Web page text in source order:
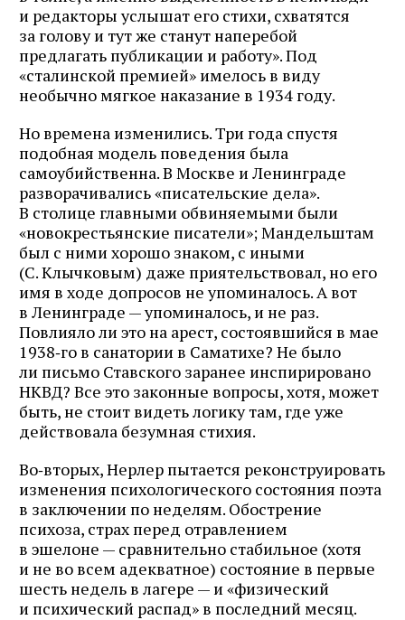
и редакторы услышат его стихи, схватятся
за голову и тут же станут наперебой
предлагать публикации и работу». Под
«сталинской премией» имелось в виду
необычно мягкое наказание в 1934 году.
Но времена изменились. Три года спустя
подобная модель поведения была
самоубийственна. В Москве и Ленинграде
разворачивались «писательские дела».
В столице главными обвиняемыми были
«новокрестьянские писатели»; Мандельштам
был с ними хорошо знаком, с иными
(С. Клычковым) даже приятельствовал, но его
имя в ходе допросов не упоминалось. А вот
в Ленинграде — упоминалось, и не раз.
Повлияло ли это на арест, состоявшийся в мае
1938‑го в санатории в Саматихе? Не было
ли письмо Ставского заранее инспирировано
НКВД? Все это законные вопросы, хотя, может
быть, не стоит видеть логику там, где уже
действовала безумная стихия.
Во‑вторых, Нерлер пытается реконструировать
изменения психологического состояния поэта
в заключении по неделям. Обострение
психоза, страх перед отравлением
в эшелоне — сравнительно стабильное (хотя
и не во всем адекватное) состояние в первые
шесть недель в лагере — и «физический
и психический распад» в последний месяц.